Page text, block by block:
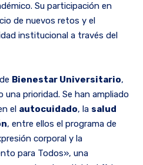
Su participación en
de nuevos retos y el
institucional a través del
Bienestar Universitario,
prioridad. Se han ampliado
el autocuidado, la salud
, entre ellos el programa de
corporal y la
para Todos», una